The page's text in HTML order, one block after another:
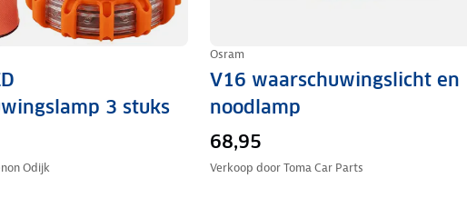
3 stuks
Odijk
Osram
V16 waarschuwingslicht en
noodlamp
68,95
Verkoop doorToma Car Parts